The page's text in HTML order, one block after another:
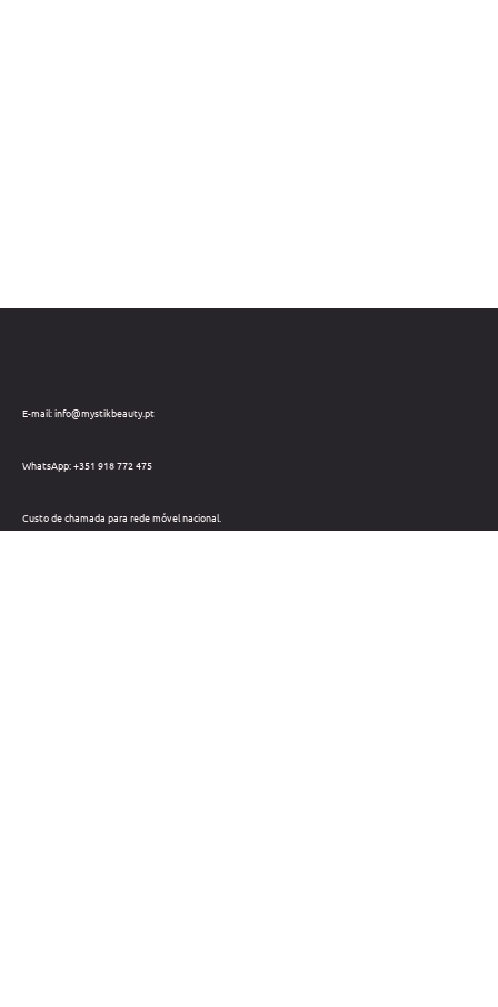
E-mail: info@mystikbeauty.pt
WhatsApp: +351 918 772 475
Custo de chamada para rede móvel nacional.